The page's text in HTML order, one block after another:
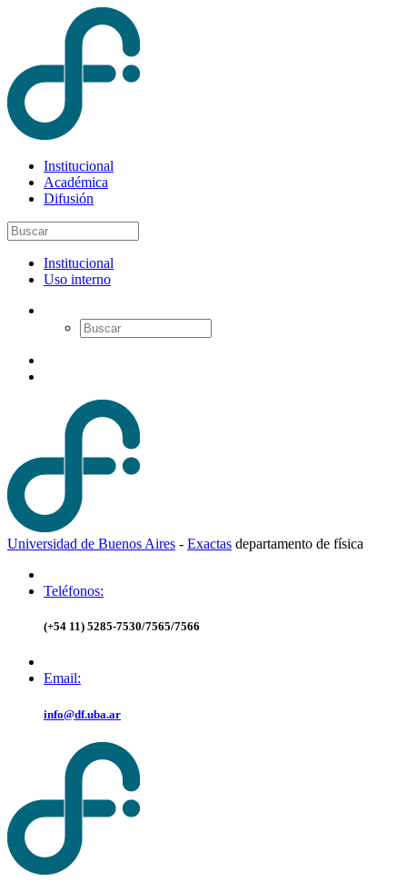
Institucional
Académica
Difusión
Institucional
Uso interno
Universidad de Buenos Aires - Exactas departamento de física
Teléfonos:
(+54 11) 5285-7530/7565/7566
Email:
info@df.uba.ar